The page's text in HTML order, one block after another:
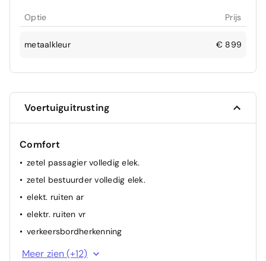
Optie Prijs
metaalkleur € 899
Voertuiguitrusting
Comfort
zetel passagier volledig elek.
zetel bestuurder volledig elek.
elekt. ruiten ar
elektr. ruiten vr
verkeersbordherkenning
keyless start
Meer zien (+12)